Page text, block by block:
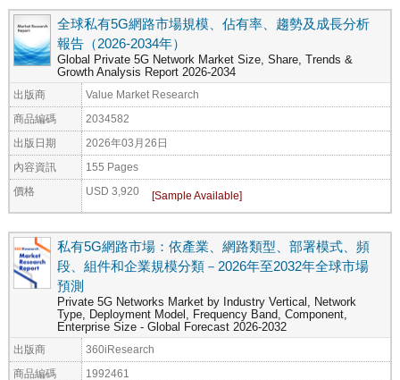
全球私有5G網路市場規模、佔有率、趨勢及成長分析
報告（2026-2034年）
Global Private 5G Network Market Size, Share, Trends &
Growth Analysis Report 2026-2034
出版商 Value Market Research
商品編碼 2034582
出版日期 2026年03月26日
內容資訊 155 Pages
價格 USD 3,920
私有5G網路市場：依產業、網路類型、部署模式、頻
段、組件和企業規模分類－2026年至2032年全球市場
預測
Private 5G Networks Market by Industry Vertical, Network
Type, Deployment Model, Frequency Band, Component,
Enterprise Size - Global Forecast 2026-2032
出版商 360iResearch
商品編碼 1992461